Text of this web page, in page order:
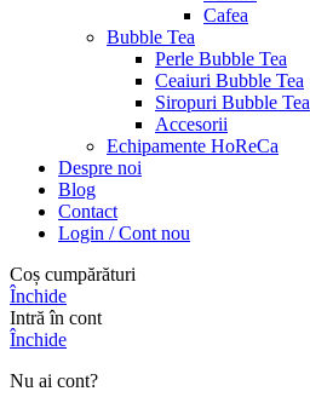
Cafea
Bubble Tea
Perle Bubble Tea
Ceaiuri Bubble Tea
Siropuri Bubble Tea
Accesorii
Echipamente HoReCa
Despre noi
Blog
Contact
Login / Cont nou
Coș cumpărături
Închide
Intră în cont
Închide
Nu ai cont?